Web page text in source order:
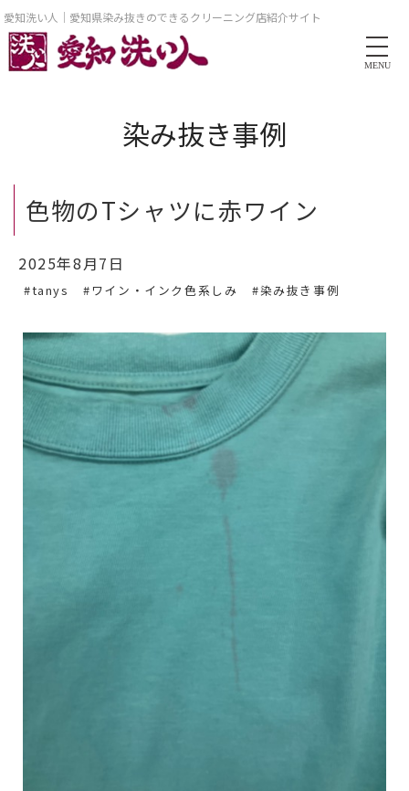
愛知洗い人｜愛知県染み抜きのできるクリーニング店紹介サイト
MENU
染み抜き事例
色物のTシャツに赤ワイン
2025年8月7日
#tanys #ワイン・インク色系しみ #染み抜き事例